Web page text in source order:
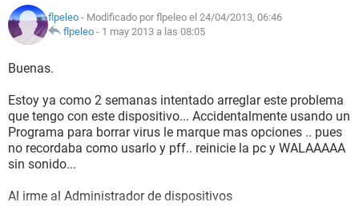
flpeleo - Modificado por flpeleo el 24/04/2013, 06:46
flpeleo - 1 may 2013 a las 08:05
Buenas.
Estoy ya como 2 semanas intentado arreglar este problema
que tengo con este dispositivo... Accidentalmente usando un
Programa para borrar virus le marque mas opciones .. pues
no recordaba como usarlo y pff.. reinicie la pc y WALAAAAA
sin sonido...
Al irme al Administrador de dispositivos